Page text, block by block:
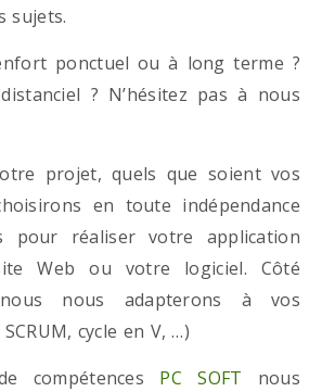
sujets.
ponctuel ou à long terme ?
? N’hésitez pas à nous
projet, quels que soient vos
en toute indépendance
pour réaliser votre application
Web ou votre logiciel. Côté
nous nous adapterons à vos
cycle en V, …)
compétences PC SOFT nous